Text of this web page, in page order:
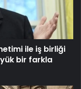
ile iş birliği
bir farkla